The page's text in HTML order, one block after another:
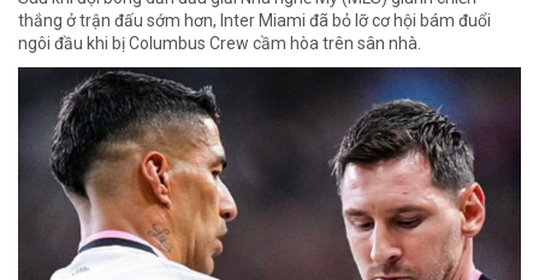
thắng ở trận đấu sớm hơn, Inter Miami đã bỏ lỡ cơ hội bám đuổi
ngôi đầu khi bị Columbus Crew cầm hòa trên sân nhà.